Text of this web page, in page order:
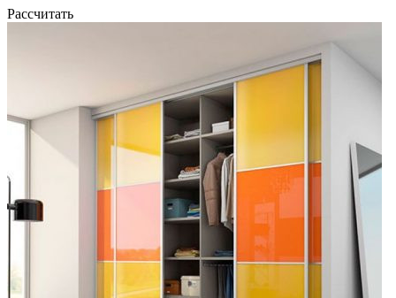
Рассчитать